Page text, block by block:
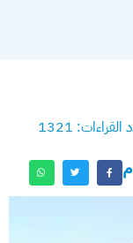
1321